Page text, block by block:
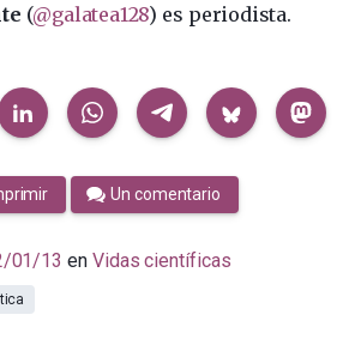
(@galatea128) es periodista.
Un comentario
01/13 en Vidas científicas